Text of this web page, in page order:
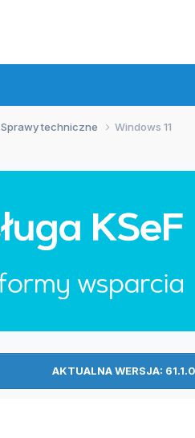
Sprawy techniczne Windows 11
AKTUALNA WERSJA: